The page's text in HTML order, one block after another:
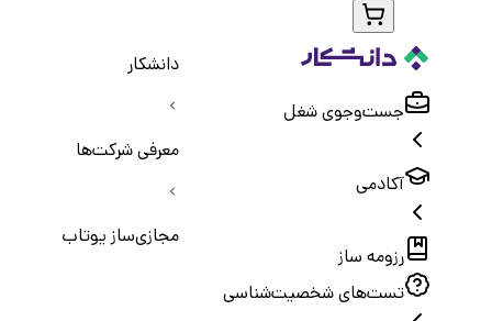
جست‌و‌جوی شغل
آکادمی
رزومه ساز
تست‌های شخصیت‌شناسی
دانشکار
معرفی شرکت‌ها
مجازی‌ساز یوتاب